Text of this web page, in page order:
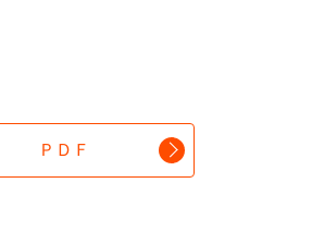
ＰＤＦ